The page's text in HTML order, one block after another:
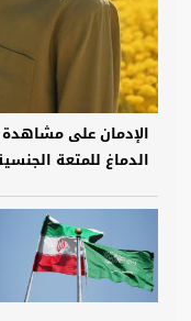
الإدمان على مشاهدة
الدماغ للمتعة